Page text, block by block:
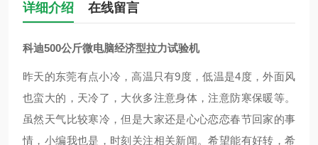
详细介绍 在线留言
科迪500公斤微电脑经济型拉力试验机
昨天的东莞有点小冷，高温只有9度，低温是4度，外面风
也蛮大的，天冷了，大伙多注意身体，注意防寒保暖等。
虽然天气比较寒冷，但是大家还是心心恋恋春节回家的事
情，小编我也是，时刻关注相关新闻。希望能有好转，希